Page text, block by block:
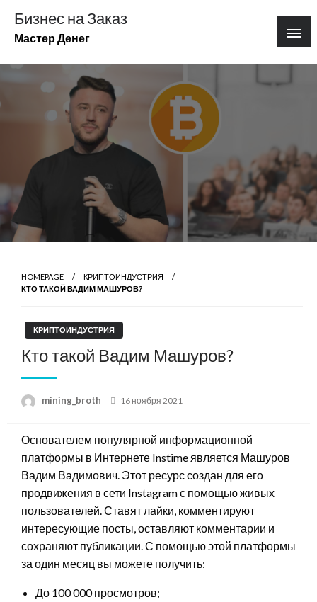
содержимому
Бизнес на Заказ
Мастер Денег
HOMEPAGE
КРИПТОИНДУСТРИЯ
КТО ТАКОЙ ВАДИМ МАШУРОВ?
КРИПТОИНДУСТРИЯ
Кто такой Вадим Машуров?
mining_broth
Posted
16 ноября 2021
Основателем популярной информационной
платформы в Интернете Instime является Машуров
Вадим Вадимович. Этот ресурс создан для его
продвижения в сети Instagram с помощью живых
пользователей. Ставят лайки, комментируют
интересующие посты, оставляют комментарии и
сохраняют публикации. С помощью этой платформы
за один месяц вы можете получить:
До 100 000 просмотров;